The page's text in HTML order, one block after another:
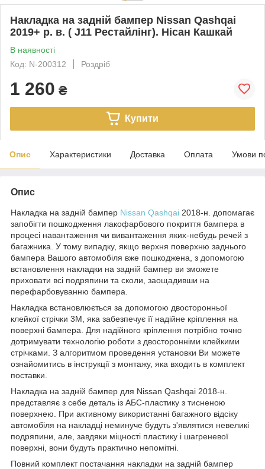
Накладка на задній бампер Nissan Qashqai
2019+ р. в. ( J11 Рестайлінг). Нісан Кашкай
В наявності
Код: N-200312
Роздріб
1 260 ₴
Купити
Опис Характеристики Доставка Оплата Умови
Опис
Накладка на задній бампер Nissan Qashqai 2018-н. допомагає
запобігти пошкодження лакофарбового покриття бампера в
процесі навантаження чи вивантаження яких-небудь речей з
багажника. У тому випадку, якщо верхня поверхню заднього
бампера Вашого автомобіля вже пошкоджена, з допомогою
встановлення накладки на задній бампер ви зможете
приховати всі подряпини та сколи, заощадивши на
перефарбовуванню бампера.
Накладка встановлюється за допомогою двосторонньої
клейкої стрічки 3М, яка забезпечує її надійне кріплення на
поверхні бампера. Для надійного кріплення потрібно точно
дотримувати технологію роботи з двосторонніми клейкими
стрічками. З алгоритмом проведення установки Ви можете
ознайомитись в інструкції з монтажу, яка входить в комплект
поставки.
Накладка на задній бампер для Nissan Qashqai 2018-н.
представляє з себе деталь із АБС-пластику з тисненою
поверхнею. При активному використанні багажного відсіку
автомобіля на накладці неминуче будуть з'являтися невеликі
подряпини, але, завдяки міцності пластику і шагреневої
поверхні, вони будуть практично непомітні.
Повний комплект постачання накладки на задній бампер